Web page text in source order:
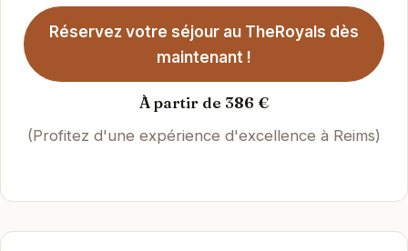
Réservez votre séjour au TheRoyals dès
maintenant !
À partir de 386 €
(Profitez d'une expérience d'excellence à Reims)